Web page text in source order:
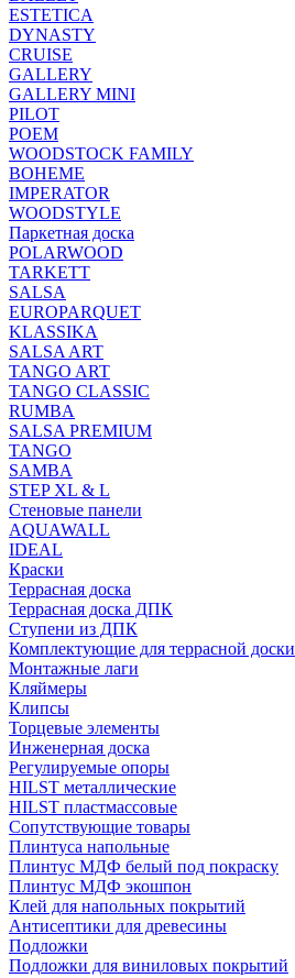
ESTETICA
DYNASTY
CRUISE
GALLERY
GALLERY MINI
PILOT
POEM
WOODSTOCK FAMILY
BOHEME
IMPERATOR
WOODSTYLE
Паркетная доска
POLARWOOD
TARKETT
SALSA
EUROPARQUET
KLASSIKA
SALSA ART
TANGO ART
TANGO CLASSIC
RUMBA
SALSA PREMIUM
TANGO
SAMBA
STEP XL & L
Стеновые панели
AQUAWALL
IDEAL
Краски
Террасная доска
Террасная доска ДПК
Ступени из ДПК
Комплектующие для террасной доски
Монтажные лаги
Кляймеры
Клипсы
Торцевые элементы
Инженерная доска
Регулируемые опоры
HILST металлические
HILST пластмассовые
Сопутствующие товары
Плинтуса напольные
Плинтус МДФ белый под покраску
Плинтус МДФ экошпон
Клей для напольных покрытий
Антисептики для древесины
Подложки
Подложки для виниловых покрытий